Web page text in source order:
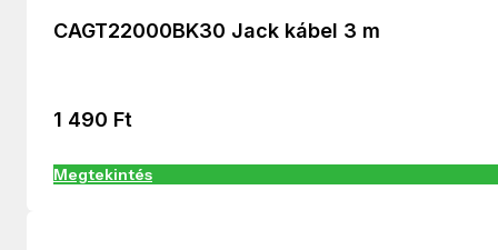
CAGT22000BK30 Jack kábel 3 m
1 490 Ft
Megtekintés